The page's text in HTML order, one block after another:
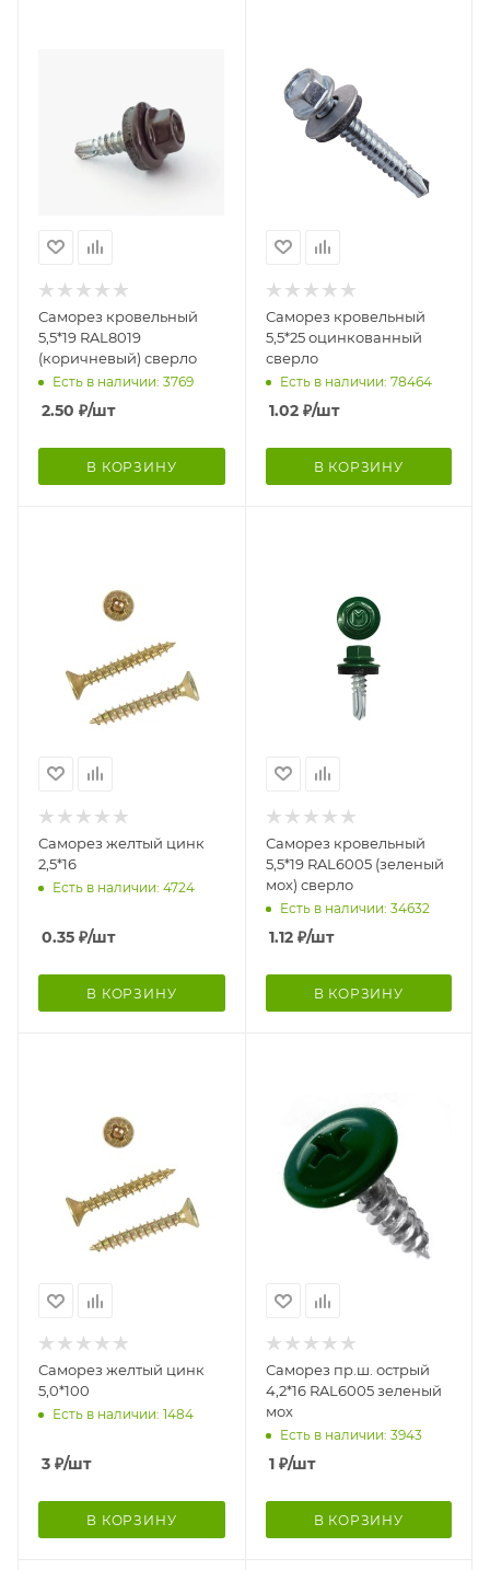
Саморез кровельный
5,5*19 RAL8019
(коричневый) сверло
Есть в наличии: 3769
2.50 ₽/шт
В КОРЗИНУ
Саморез кровельный
5,5*25 оцинкованный
сверло
Есть в наличии: 78464
1.02₽/шт
В КОРЗИНУ
Саморез желтый цинк
2,5*16
Есть в наличии: 4724
0.35 ₽/шт
В КОРЗИНУ
Саморез кровельный
5,5*19 RAL6005 (зеленый
мох) сверло
Есть в наличии: 34632
1.12₽/шт
В КОРЗИНУ
Саморез желтый цинк
5,0*100
Есть в наличии: 1484
3 ₽/шт
В КОРЗИНУ
Саморез пр.ш. острый
4,2*16 RAL6005 зеленый
мох
Есть в наличии: 3943
1₽/шт
В КОРЗИНУ